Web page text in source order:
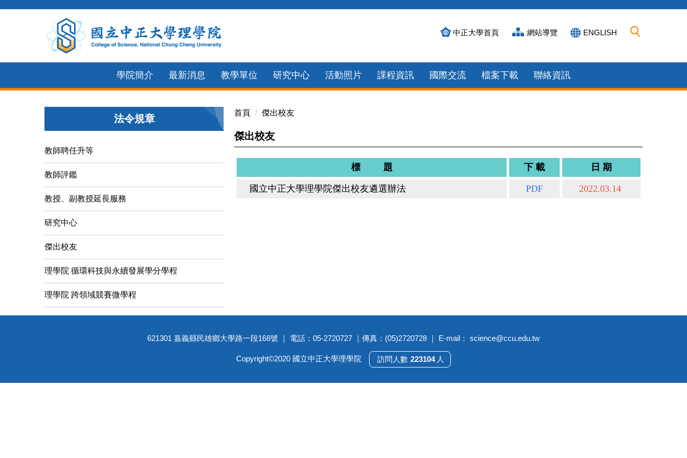
區
中正大學首頁 網站導覽 ENGLISH
學院簡介 最新消息 教學單位 研究中心 活動照片 課程資訊 國際交流 檔案下載 聯絡資訊
法令規章
教師聘任升等
教師評鑑
教授、副教授延長服務
研究中心
傑出校友
理學院 循環科技與永續發展學分學程
理學院 跨領域競賽微學程
首頁 傑出校友
傑出校友
標 題 下 載 日 期
國立中正大學理學院傑出校友遴選辦法 PDF 2022.03.14
621301 嘉義縣民雄鄉大學路一段168號 ｜ 電話：05-2720727 ｜傳真：(05)2720728 ｜ E-mail： science@ccu.edu.tw
Copyright©2020 國立中正大學理學院 223104